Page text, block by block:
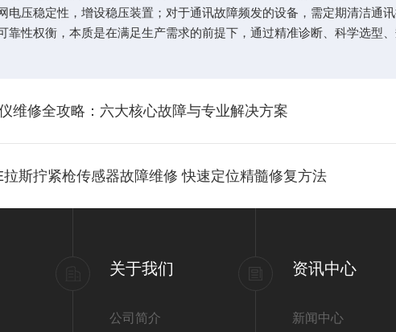
电压稳定性，增设稳压装置；对于通讯故障频发的设备，需定期清洁通讯
靠性权衡，本质是在满足生产需求的前提下，通过精准诊断、科学选型
维修全攻略：六大核心故障与专业解决方案
拉斯拧紧枪传感器故障维修 快速定位精髓修复方法
关于我们
公司简介
资讯中心
新闻中心